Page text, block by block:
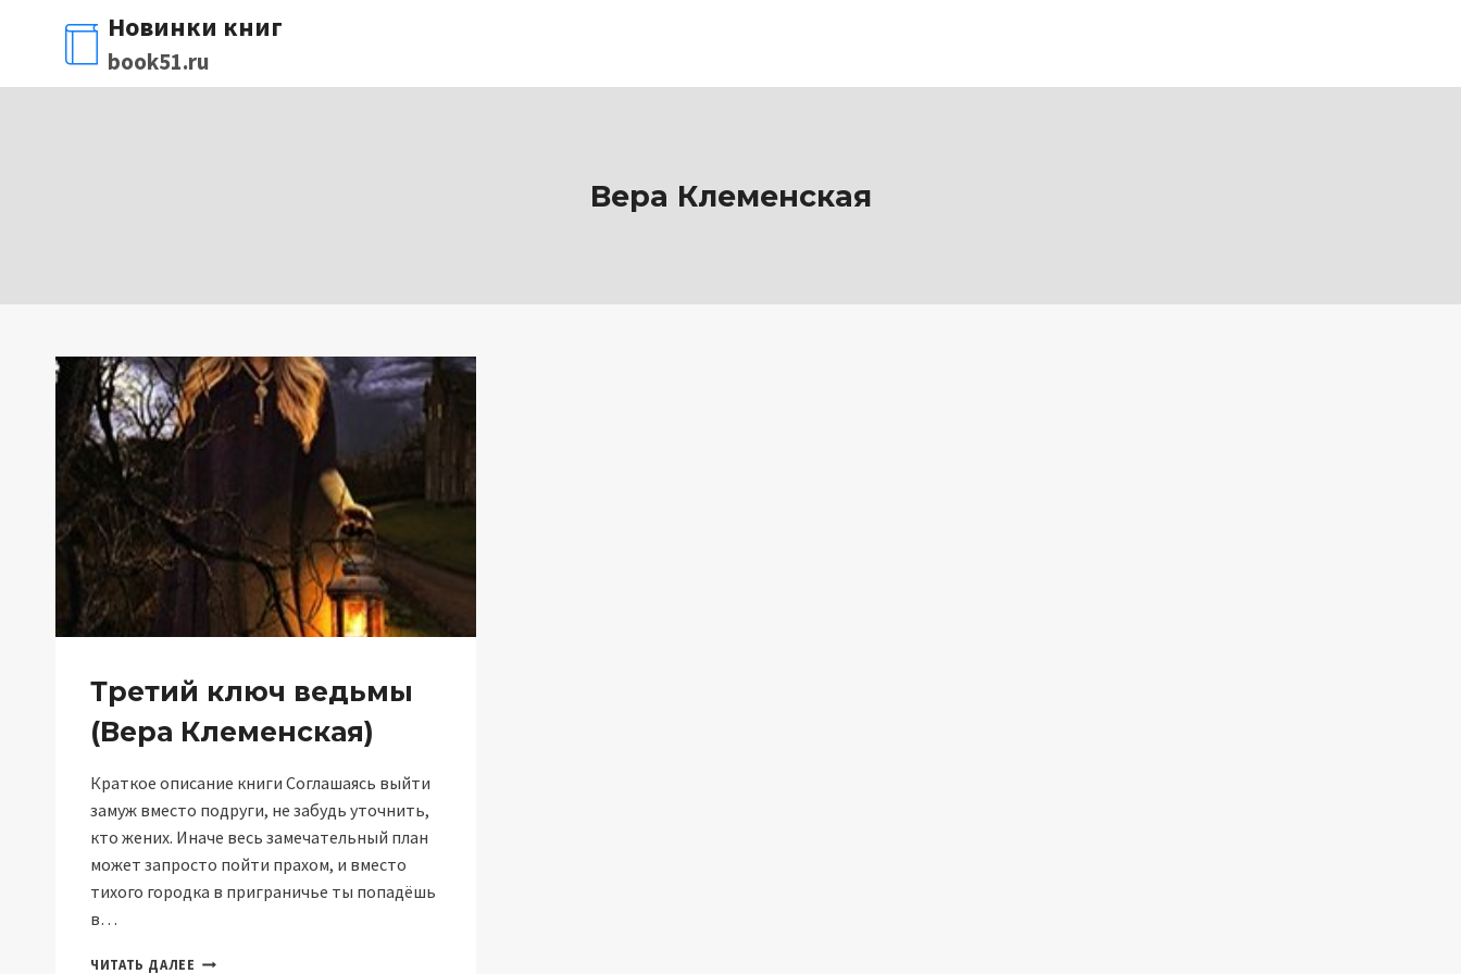
содержимому
Новинки книг
book51.ru
Вера Клеменская
Третий ключ ведьмы
(Вера Клеменская)
Краткое описание книги Соглашаясь выйти
замуж вместо подруги, не забудь уточнить,
кто жених. Иначе весь замечательный план
может запросто пойти прахом, и вместо
тихого городка в приграничье ты попадёшь
в…
ЧИТАТЬ ДАЛЕЕ ТРЕТИЙ